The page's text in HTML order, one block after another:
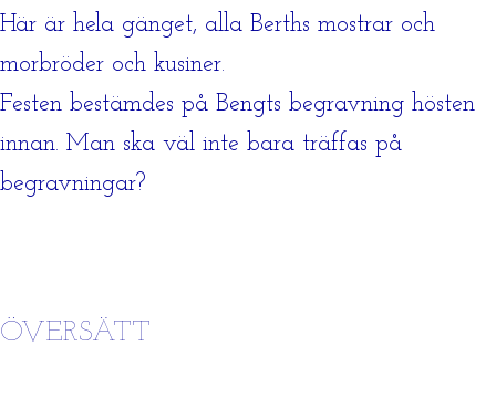
Här är hela gänget, alla Berths mostrar och
morbröder och kusiner.
Festen bestämdes på Bengts begravning hösten
innan. Man ska väl inte bara träffas på
begravningar?
ÖVERSÄTT